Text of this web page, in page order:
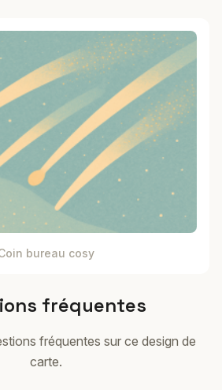
bureau cosy
fréquentes
fréquentes sur ce design de
carte.